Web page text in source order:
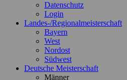
Datenschutz
Login
Landes-/Regionalmeisterschaft
Bayern
West
Nordost
Südwest
Deutsche Meisterschaft
Männer